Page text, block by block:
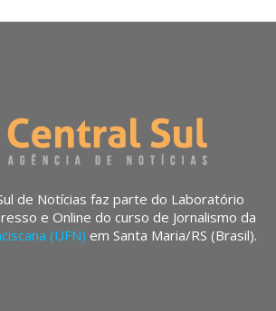
de Notícias faz parte do Laboratório
e Online do curso de Jornalismo da
(UFN) em Santa Maria/RS (Brasil).